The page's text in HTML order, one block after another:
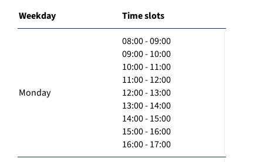
Weekday Time slots
Monday
08:00 - 09:00
09:00 - 10:00
10:00 - 11:00
11:00 - 12:00
12:00 - 13:00
13:00 - 14:00
14:00 - 15:00
15:00 - 16:00
16:00 - 17:00